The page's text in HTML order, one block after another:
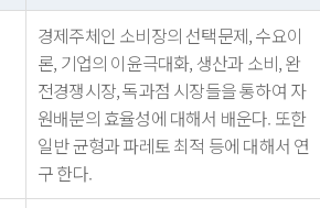
경제주체인 소비장의 선택문제, 수요이
론, 기업의 이윤극대화, 생산과 소비, 완
전경쟁시장, 독과점 시장들을 통하여 자
원배분의 효율성에 대해서 배운다. 또한
일반 균형과 파레토 최적 등에 대해서 연
구 한다.